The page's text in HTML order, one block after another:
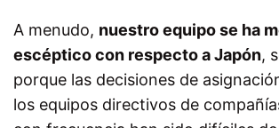
A menudo, nuestro equipo se ha
escéptico con respecto a Japón,
porque las decisiones de
los equipos directivos de